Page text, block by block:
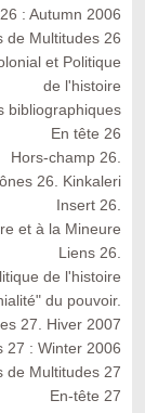
: Autumn 2006
de Multitudes 26
et Politique
de l'histoire
bibliographiques
En tête 26
Hors-champ 26.
26. Kinkaleri
Insert 26.
et à la Mineure
Liens 26.
de l'histoire
du pouvoir.
27. Hiver 2007
27 : Winter 2006
de Multitudes 27
En-tête 27